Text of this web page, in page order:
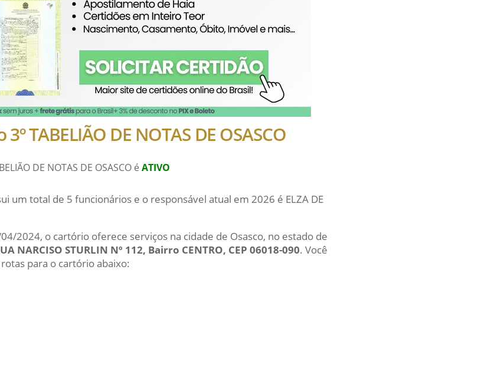
TABELIÃO DE NOTAS DE OSASCO
DE NOTAS DE OSASCO é ATIVO
um total de 5 funcionários e o responsável atual em 2026 é ELZA DE
2024, o cartório oferece serviços na cidade de Osasco, no estado de
NARCISO STURLIN Nº 112, Bairro CENTRO, CEP 06018-090. Você
para o cartório abaixo: